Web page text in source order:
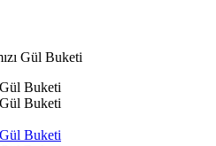
Gül Buketi